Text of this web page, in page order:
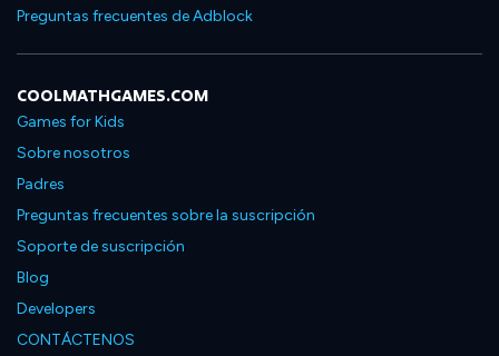
Preguntas frecuentes de Adblock
COOLMATHGAMES.COM
Games for Kids
Sobre nosotros
Padres
Preguntas frecuentes sobre la suscripción
Soporte de suscripción
Blog
Developers
CONTÁCTENOS